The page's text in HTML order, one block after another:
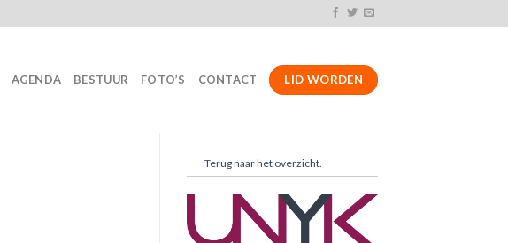
AGENDA BESTUUR FOTO’S CONTACT LID WORDEN
Terug naar het overzicht.